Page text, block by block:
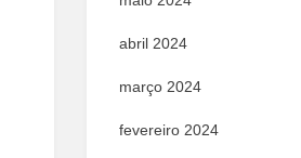
abril 2024
março 2024
fevereiro 2024